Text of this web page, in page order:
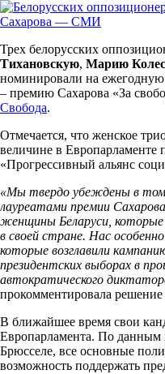
Трех белорусских
Тихановскую, Марию
номинировали на ежегодную
– премию Сахарова «За
Свобода.
Отмечается, что женское
величине в Европарламенте
«Прогрессивный альянс
«Мы твердо убеждены в
лауреатами премии
женщины Беларуси,
в своей стране. Нас
которые возглавили
президентских выборах в
автократического
прокомментировала
В ближайшее время свои
Европарламента. По данным
Брюсселе, все основные
возможность поддержать